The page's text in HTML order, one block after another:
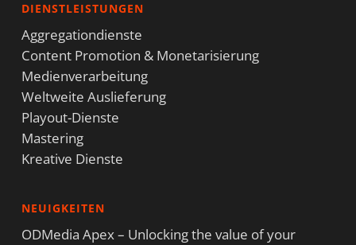
DIENSTLEISTUNGEN
Aggregationdienste
Content Promotion & Monetarisierung
Medienverarbeitung
Weltweite Auslieferung
Playout-Dienste
Mastering
Kreative Dienste
NEUIGKEITEN
ODMedia Apex – Unlocking the value of your